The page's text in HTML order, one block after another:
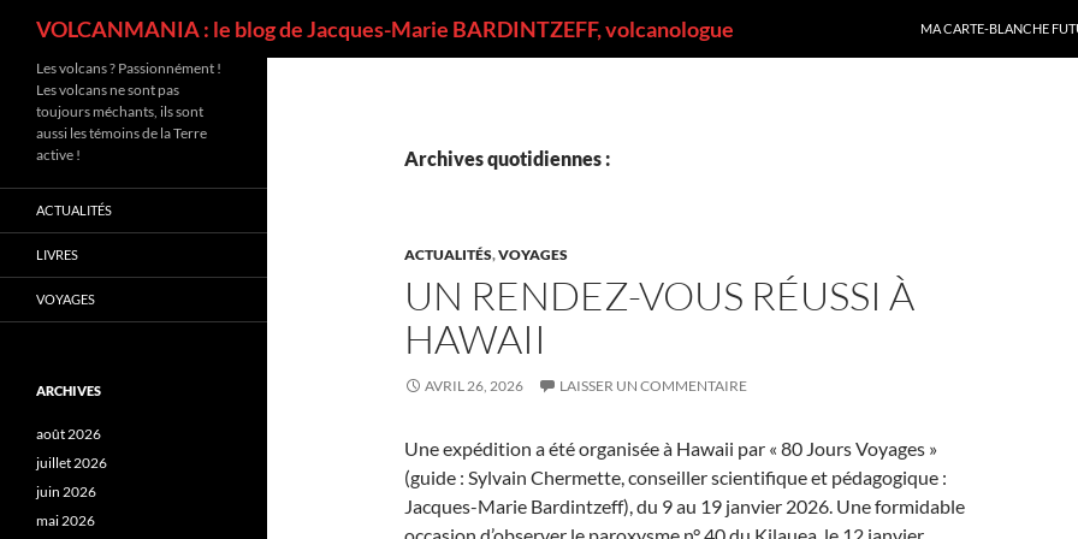
VOLCANMANIA : le blog de Jacques-Marie BARDINTZEFF, volcanologue
MA CARTE-BLANCHE
Archives quotidiennes :
ACTUALITÉS,VOYAGES
UN RENDEZ-VOUS RÉUSSI À
HAWAII
AVRIL 26, 2026 LAISSER UN COMMENTAIRE
Une expédition a été organisée à Hawaii par « 80 Jours Voyages »
(guide : Sylvain Chermette, conseiller scientifique et pédagogique :
Jacques-Marie Bardintzeff), du 9 au 19 janvier 2026. Une formidable
Les volcans ? Passionnément !
Les volcans ne sont pas
toujours méchants, ils sont
aussi les témoins de la Terre
active !
ACTUALITÉS
LIVRES
VOYAGES
ARCHIVES
août 2026
juillet 2026
juin 2026
mai 2026